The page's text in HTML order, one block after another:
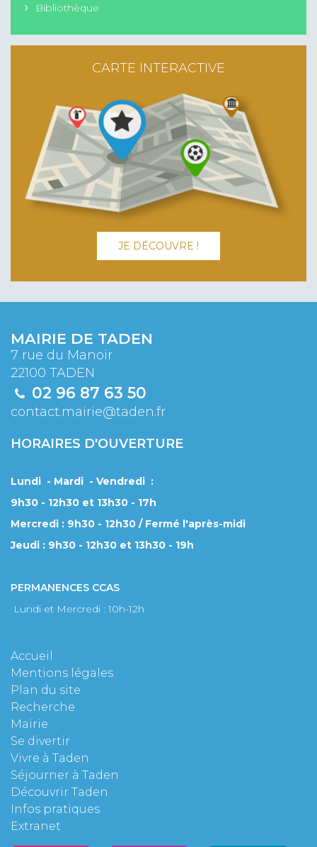
Bibliothèque
CARTE INTERACTIVE
JE DÉCOUVRE !
MAIRIE DE TADEN
7 rue du Manoir
22100 TADEN
02 96 87 63 50
contact.mairie@taden.fr
HORAIRES D'OUVERTURE
Lundi - Mardi - Vendredi :
9h30 - 12h30 et 13h30 - 17h
Mercredi : 9h30 - 12h30 / Fermé l'après-midi
Jeudi : 9h30 - 12h30 et 13h30 - 19h
PERMANENCES CCAS
Lundi et Mercredi : 10h-12h
Accueil
Mentions légales
Plan du site
Recherche
Mairie
Se divertir
Vivre à Taden
Séjourner à Taden
Découvrir Taden
Infos pratiques
Extranet